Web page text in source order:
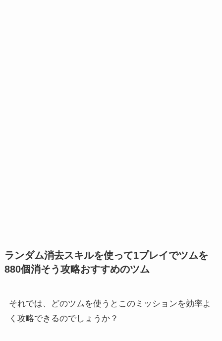
ランダム消去スキルを使って1プレイでツムを
880個消そう攻略おすすめのツム
それでは、どのツムを使うとこのミッションを効率よ
く攻略できるのでしょうか？